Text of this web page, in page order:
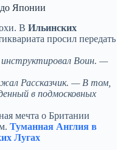
Японии
В Ильинских
просил передать
Воин. —
Рассказчик. — В том,
в подмосковных
мечта о Британии
Туманная Англия в
Лугах